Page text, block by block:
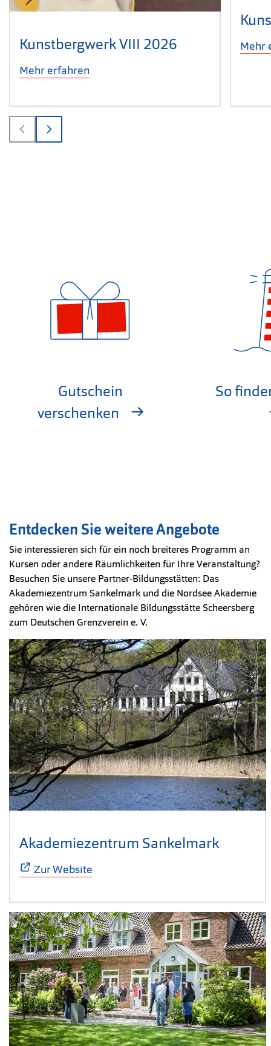
Kunstbergwerk VIII 2026
Mehr erfahren
Mehr
Gutschein
verschenken
So
Entdecken Sie weitere Angebote
Sie interessieren sich für ein noch breiteres Programm an
Kursen oder andere Räumlichkeiten für Ihre Veranstaltung?
Besuchen Sie unsere Partner-Bildungsstätten: Das
Akademiezentrum Sankelmark und die Nordsee Akademie
gehören wie die Internationale Bildungsstätte Scheersberg
zum Deutschen Grenzverein e. V.
Akademiezentrum Sankelmark(Öffnet
Zur Website